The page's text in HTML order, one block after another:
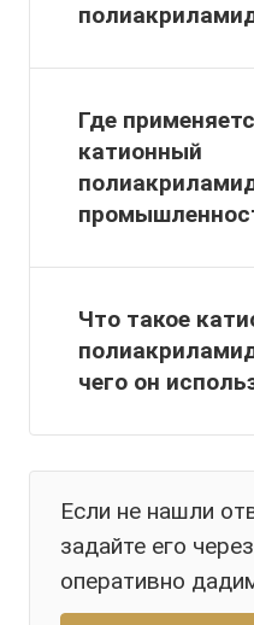
Где
катионный
Что такое
чего он
Если не нашли
задайте его
оперативно